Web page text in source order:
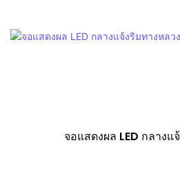
จอแสดงผล LED กลางแ